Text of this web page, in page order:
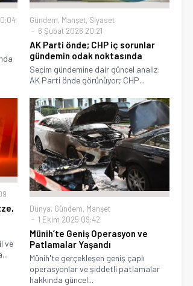
Gündem, Manşet, Siyaset
6 Şubat 2026 20:21
AK Parti önde; CHP iç sorunlar
gündemin odak noktasında
Seçim gündemine dair güncel analiz:
AK Parti önde görünüyor; CHP...
ve
Dünya, Gündem, Manşet
1 Ekim 2025 09:42
Münih’te Geniş Operasyon ve
Patlamalar Yaşandı
Münih'te gerçekleşen geniş çaplı
operasyonlar ve şiddetli patlamalar
hakkında güncel...